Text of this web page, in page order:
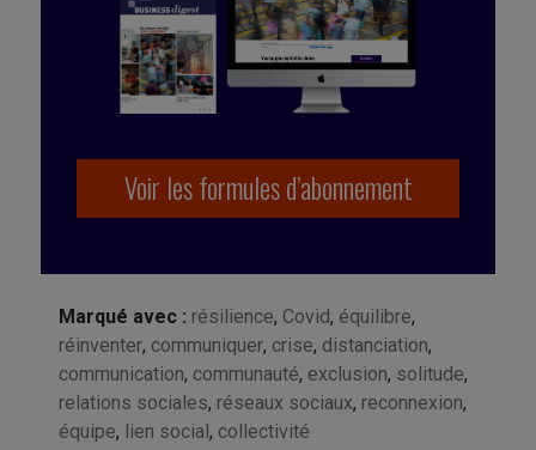
Voir les formules d’abonnement
Marqué avec : résilience, Covid, équilibre,
réinventer, communiquer, crise, distanciation,
communication, communauté, exclusion, solitude,
relations sociales, réseaux sociaux, reconnexion,
équipe, lien social, collectivité